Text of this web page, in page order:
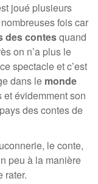
joué plusieurs
fois car
des contesquand
on n’a plus le
spectacle et c’est
dans le monde
et évidemment son
des contes de
le conte,
peu à la manière
rater.